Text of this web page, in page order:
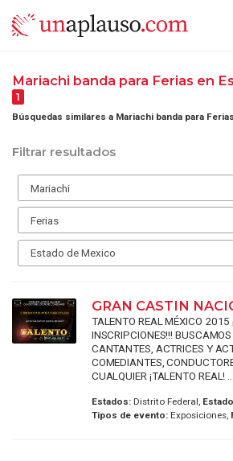
Mariachi banda para Ferias en
1
Búsquedas similares a Mariachi banda para
Filtrar resultados
GRAN CASTIN
TALENTO REAL MÉXICO 2015
INSCRIPCIONES!!!
CANTANTES, ACTRICES Y
COMEDIANTES,
CUALQUIER ¡TALENTO REAL! ...
Estados:Distrito Federal,
Tipos de evento:Exposiciones,